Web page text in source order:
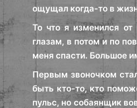
ощущал когда-то в
То что я изменился
глазам, в потом и по
меня спасти. Большое
Первым звоночком
быть кто-то, кто
пульс, но собаянщик